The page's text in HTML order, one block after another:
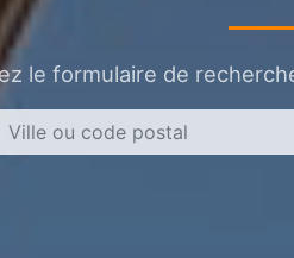
le formulaire de